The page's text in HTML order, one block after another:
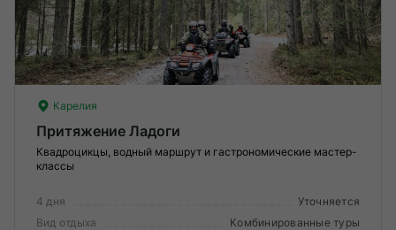
Карелия
Притяжение Ладоги
Квадроцикцы, водный маршрут и гастрономические мастер-
классы
4 дня
Уточняется
Вид отдыха
Комбинированные туры